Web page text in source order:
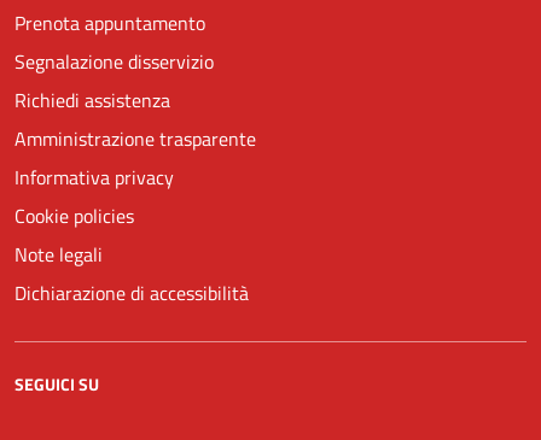
Prenota appuntamento
Segnalazione disservizio
Richiedi assistenza
Amministrazione trasparente
Informativa privacy
Cookie policies
Note legali
Dichiarazione di accessibilità
SEGUICI SU